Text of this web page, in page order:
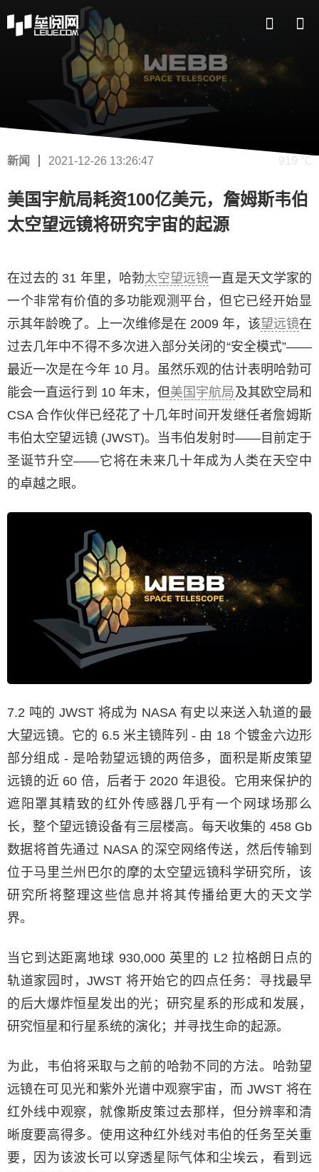
新闻 2021-12-26 13:26:47 919 ℃
美国宇航局耗资100亿美元，詹姆斯韦伯
太空望远镜将研究宇宙的起源
在过去的 31 年里，哈勃太空望远镜一直是天文学家的
一个非常有价值的多功能观测平台，但它已经开始显
示其年龄晚了。上一次维修是在 2009 年，该望远镜在
过去几年中不得不多次进入部分关闭的“安全模式”——
最近一次是在今年 10 月。虽然乐观的估计表明哈勃可
能会一直运行到 10 年末，但美国宇航局及其欧空局和
CSA 合作伙伴已经花了十几年时间开发继任者詹姆斯
韦伯太空望远镜 (JWST)。当韦伯发射时——目前定于
圣诞节升空——它将在未来几十年成为人类在天空中
的卓越之眼。
7.2 吨的 JWST 将成为 NASA 有史以来送入轨道的最
大望远镜。它的 6.5 米主镜阵列 - 由 18 个镀金六边形
部分组成 - 是哈勃望远镜的两倍多，面积是斯皮策望
远镜的近 60 倍，后者于 2020 年退役。它用来保护的
遮阳罩其精致的红外传感器几乎有一个网球场那么
长，整个望远镜设备有三层楼高。每天收集的 458 Gb
数据将首先通过 NASA 的深空网络传送，然后传输到
位于马里兰州巴尔的摩的太空望远镜科学研究所，该
研究所将整理这些信息并将其传播给更大的天文学
界。
当它到达距离地球 930,000 英里的 L2 拉格朗日点的
轨道家园时，JWST 将开始它的四点任务：寻找最早
的后大爆炸恒星发出的光；研究星系的形成和发展，
研究恒星和行星系统的演化；并寻找生命的起源。
为此，韦伯将采取与之前的哈勃不同的方法。哈勃望
远镜在可见光和紫外光谱中观察宇宙，而 JWST 将在
红外线中观察，就像斯皮策过去那样，但分辨率和清
晰度要高得多。使用这种红外线对韦伯的任务至关重
要，因为该波长可以穿透星际气体和尘埃云，看到远